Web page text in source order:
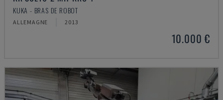
KUKA - BRAS DE ROBOT
ALLEMAGNE 2013
10.000 €